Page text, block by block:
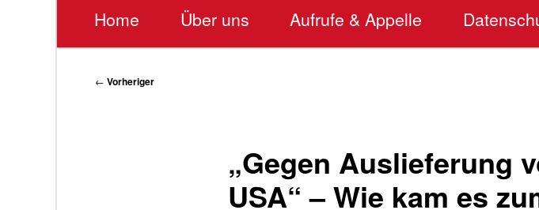
Home Über uns Aufrufe & Appelle
Beitragsnavigation
← Vorheriger
„Gegen Auslieferung
USA“ – Wie kam es